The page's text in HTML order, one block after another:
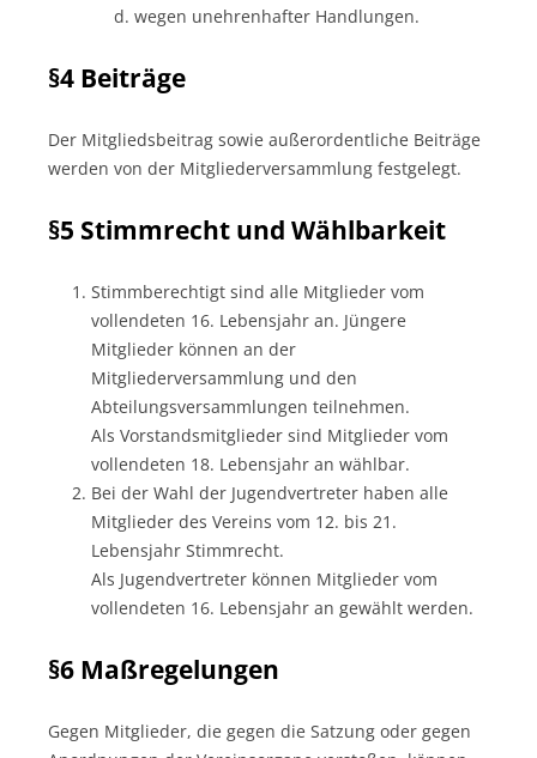
wegen unehrenhafter Handlungen.
§4 Beiträge
Der Mitgliedsbeitrag sowie außerordentliche Beiträge
werden von der Mitgliederversammlung festgelegt.
§5 Stimmrecht und Wählbarkeit
Stimmberechtigt sind alle Mitglieder vom
vollendeten 16. Lebensjahr an. Jüngere
Mitglieder können an der
Mitgliederversammlung und den
Abteilungsversammlungen teilnehmen.
Als Vorstandsmitglieder sind Mitglieder vom
vollendeten 18. Lebensjahr an wählbar.
Bei der Wahl der Jugendvertreter haben alle
Mitglieder des Vereins vom 12. bis 21.
Lebensjahr Stimmrecht.
Als Jugendvertreter können Mitglieder vom
vollendeten 16. Lebensjahr an gewählt werden.
§6 Maßregelungen
Gegen Mitglieder, die gegen die Satzung oder gegen